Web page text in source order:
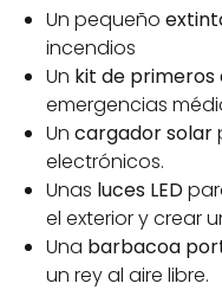
Un pequeño
incendios
Un kit de primeros
emergencias
Un cargador solar
electrónicos.
Unas luces LED
el exterior y crear
Una barbacoa
un rey al aire libre.